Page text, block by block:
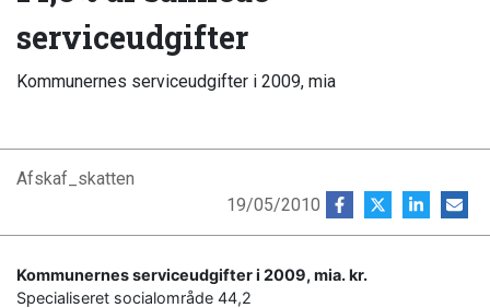
serviceudgifter
Kommunernes serviceudgifter i 2009, mia
Afskaf_skatten
19/05/2010
Kommunernes serviceudgifter i 2009, mia. kr.
Specialiseret socialområde 44,2